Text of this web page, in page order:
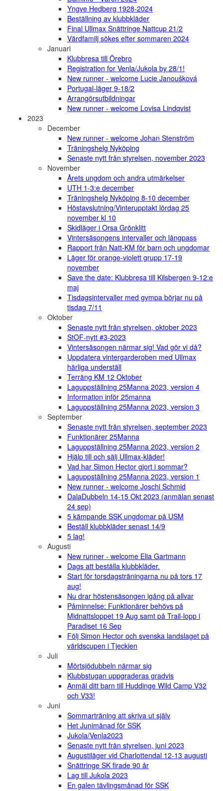
Yngve Hedberg 1928-2024
Beställning av klubbkläder
Final Ullmax Snättringe Nattcup 21/2
Värdfamilj sökes efter sommaren 2024
Januari
Klubbresa till Örebro
Registration for Venla/Jukola by 28/1!
New runner - welcome Lucie Janoušková
Portugal-läger 9-18/2
Arrangörsutbildningar
New runner - welcome Lovisa Lindqvist
2023
December
New runner - welcome Johan Stenström
Träningshelg Nyköping
Senaste nytt från styrelsen, november 2023
November
Årets ungdom och andra utmärkelser
UTH 1-3:e december
Träningshelg Nyköping 8-10 december
Höstavslutning/Vinterupptakt lördag 25
november kl 10
Skidläger i Orsa Grönklitt
Vintersäsongens intervaller och långpass
Rapport från Natt-KM för barn och ungdomar
Läger för orange-violett grupp 17-19
november
Save the date: Klubbresa till Kilsbergen 9-12:e
maj
Tisdagsintervaller med gympa börjar nu på
tisdag 7/11
Oktober
Senaste nytt från styrelsen, oktober 2023
StOF-nytt #3-2023
Vintersäsongen närmar sig! Vad gör vi då?
Uppdatera vintergarderoben med Ullmax
härliga underställ
Terräng KM 12 Oktober
Laguppställning 25Manna 2023, version 4
Information inför 25manna
Laguppställning 25Manna 2023, version 3
September
Senaste nytt från styrelsen, september 2023
Funktionärer 25Manna
Laguppställning 25Manna 2023, version 2
Hjälp till och sälj Ullmax-kläder!
Vad har Simon Hector gjort i sommar?
Laguppställning 25Manna 2023, version 1
New runner - welcome Joschi Schmid
DalaDubbeln 14-15 Okt 2023 (anmälan senast
24 sep)
5 kämpande SSK ungdomar på USM
Beställ klubbkläder senast 14/9
5 lag!
Augusti
New runner - welcome Elia Gartmann
Dags att beställa klubbkläder.
Start för torsdagsträningarna nu på tors 17
aug!
Nu drar höstensäsongen igång på allvar
Påminnelse: Funktionärer behövs på
Midnattsloppet 19 Aug samt på Trail-lopp i
Paradiset 16 Sep
Följ Simon Hector och svenska landslaget på
världscupen i Tjeckien
Juli
Mörtsjödubbeln närmar sig
Klubbstugan uppgraderas gradvis
Anmäl ditt barn till Huddinge Wild Camp V32
och V33!
Juni
Sommarträning att skriva ut själv
Het Junimånad för SSK
Jukola/Venla2023
Senaste nytt från styrelsen, juni 2023
Augustiläger vid Charlottendal 12-13 augusti
Snättringe SK firade 90 år
Lag till Jukola 2023
En galen tävlingsmånad för SSK